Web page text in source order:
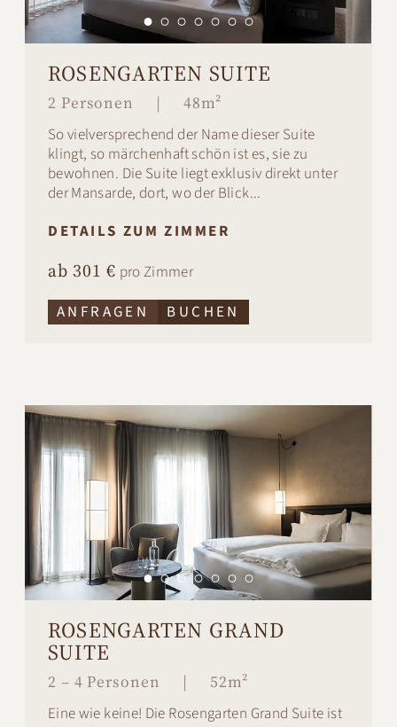
ROSENGARTEN SUITE
2 Personen |
48m²
So vielversprechend der Name dieser Suite
klingt, so märchenhaft schön ist es, sie zu
bewohnen. Die Suite liegt exklusiv direkt unter
der Mansarde, dort, wo der Blick...
DETAILS ZUM ZIMMER
ab 301 € pro Zimmer
ANFRAGEN
BUCHEN
ROSENGARTEN GRAND
SUITE
2 – 4 Personen |
52m²
Eine wie keine! Die Rosengarten Grand Suite ist